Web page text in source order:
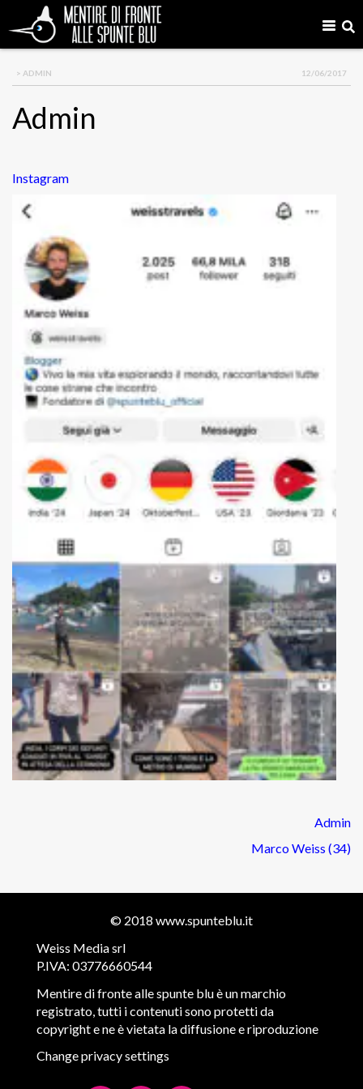
> ADMIN 12/06/2017
Admin
Instagram
Admin
Marco Weiss (34)
© 2018 www.spunteblu.it
Weiss Media srl
P.IVA: 03776660544
Mentire di fronte alle spunte blu è un marchio
registrato, tutti i contenuti sono protetti da
copyright e ne è vietata la diffusione e riproduzione
Change privacy settings